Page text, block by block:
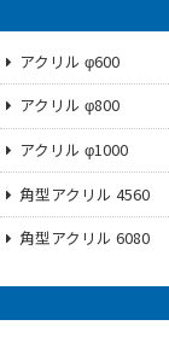
アクリル φ600
アクリル φ800
アクリル φ1000
角型アクリル 4560
角型アクリル 6080